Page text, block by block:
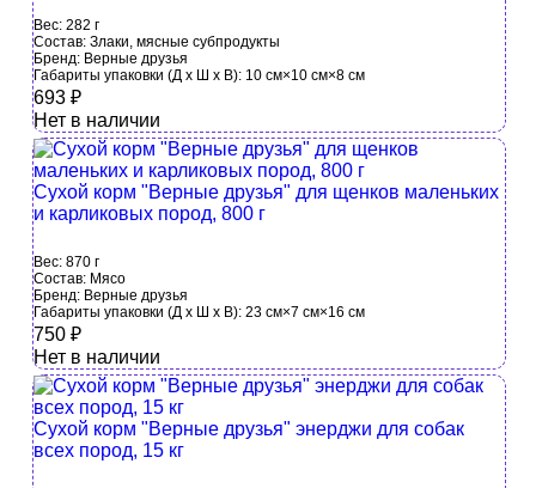
Вес:282 г
Состав:Злаки, мясные субпродукты
Бренд: Верные друзья
Габариты упаковки (Д х Ш х В): 10 см×10 см×8 см
693₽
Нет в наличии
Сухой корм "Верные друзья" для щенков маленьких
и карликовых пород, 800 г
Вес:870 г
Состав: Мясо
Бренд: Верные друзья
Габариты упаковки (Д х Ш х В):23 см×7 см×16 см
750₽
Нет в наличии
Сухой корм "Верные друзья" энерджи для собак
всех пород, 15 кг